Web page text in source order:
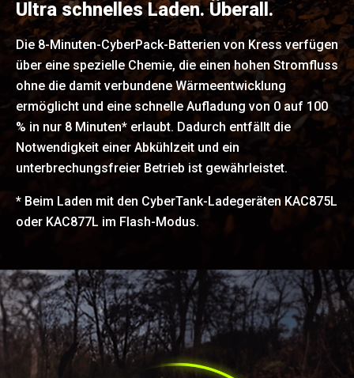
Ultra schnelles Laden. Überall.
Die 8-Minuten-CyberPack-Batterien von Kress verfügen
über eine spezielle Chemie, die einen hohen Stromfluss
ohne die damit verbundene Wärmeentwicklung
ermöglicht und eine schnelle Aufladung von 0 auf 100
% in nur 8 Minuten* erlaubt. Dadurch entfällt die
Notwendigkeit einer Abkühlzeit und ein
unterbrechungsfreier Betrieb ist gewährleistet.
* Beim Laden mit den CyberTank-Ladegeräten KAC875L
oder KAC877L im Flash-Modus.